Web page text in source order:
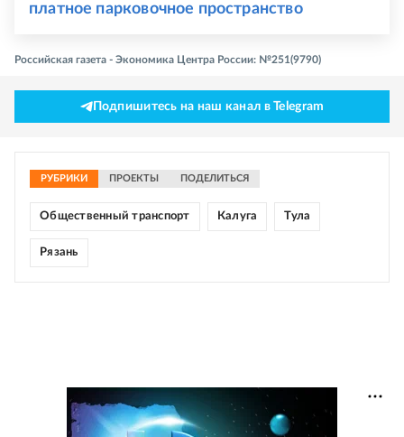
платное парковочное пространство
Российская газета - Экономика Центра России: №251(9790)
Подпишитесь на наш канал в Telegram
РУБРИКИ ПРОЕКТЫ ПОДЕЛИТЬСЯ
Общественный транспорт Калуга Тула
Рязань